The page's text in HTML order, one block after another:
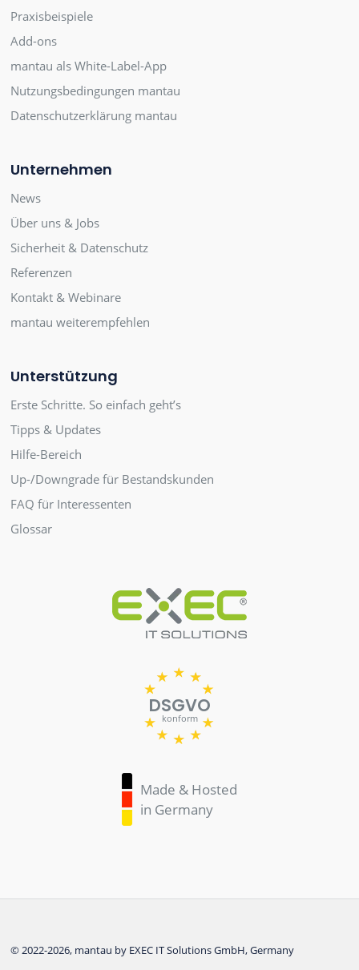
Praxisbeispiele
Add-ons
mantau als White-Label-App
Nutzungsbedingungen mantau
Datenschutzerklärung mantau
Unternehmen
News
Über uns & Jobs
Sicherheit & Datenschutz
Referenzen
Kontakt & Webinare
mantau weiterempfehlen
Unterstützung
Erste Schritte. So einfach geht’s
Tipps & Updates
Hilfe-Bereich
Up-/Downgrade für Bestandskunden
FAQ für Interessenten
Glossar
DSGVO
konform
Made & Hosted
in Germany
© 2022-2026, mantau by EXEC IT Solutions GmbH, Germany